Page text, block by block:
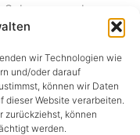
wir Technologien wie
und/oder darauf
können wir Daten
dieser Website verarbeiten.
zurückziehst, können
werden.
als
Präsenz. Christys
erzählt er
erschlagene